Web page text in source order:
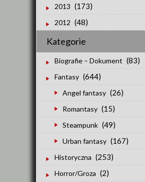
2013 (173)
2012 (48)
Kategorie
Biografie – Dokument (83)
Fantasy (644)
Angel fantasy (26)
Romantasy (15)
Steampunk (49)
Urban fantasy (167)
Historyczna (253)
Horror/Groza (2)